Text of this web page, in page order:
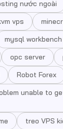
nước ngoài
vps
mysql workbench
opc server
Robot Forex
unable to
treo VPS